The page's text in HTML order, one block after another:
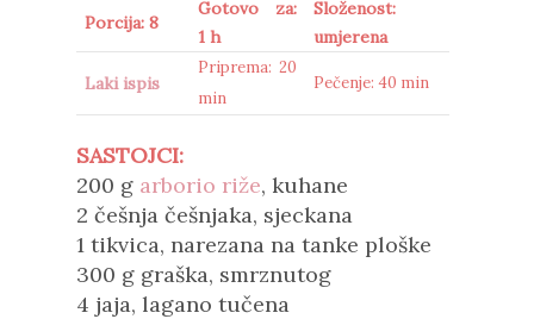
Porcija: 8
Gotovo za:
1 h
Složenost:
umjerena
Laki ispis
Priprema: 20
min
Pečenje: 40 min
SASTOJCI:
200 g arborio riže, kuhane
2 češnja češnjaka, sjeckana
1 tikvica, narezana na tanke ploške
300 g graška, smrznutog
4 jaja, lagano tučena